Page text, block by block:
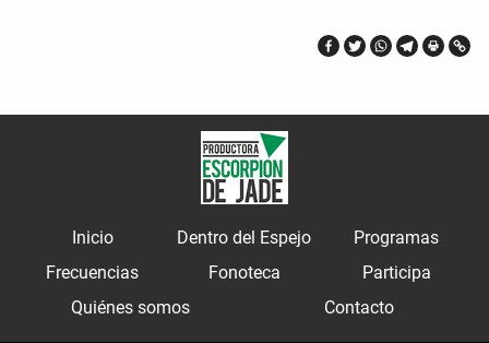
Inicio Dentro del Espejo
Programas
Frecuencias
Fonoteca
Participa
Quiénes somos
Contacto